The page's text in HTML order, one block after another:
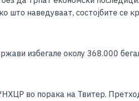
наведуваат, состојбите се
избегале околу 368.000
во порака на Твитер.